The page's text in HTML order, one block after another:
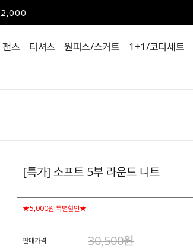
2,000
팬츠 티셔츠 원피스/스커트 1+1/코디세트
[특가] 소프트 5부 라운드 니트
★5,000원 특별할인★
판매가격 30,500원